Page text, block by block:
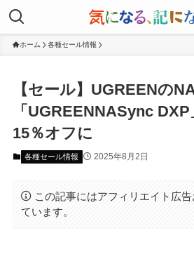
ホーム 各種セール情報
【セール】UGREENの
「UGREENNASync
15％オフに
各種セール情報 2025年8月2日
この記事にはアフィリエイト広
ています。